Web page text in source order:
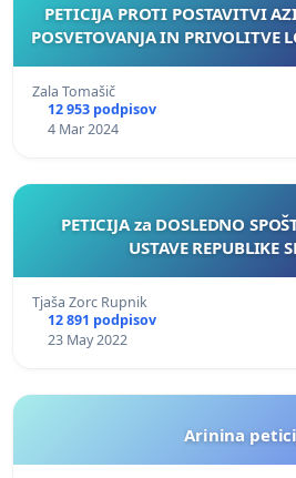
PETICIJA PROTI POSTAVITVI
POSVETOVANJA IN PRIVOLITVE
Zala Tomašič
12 953 podpisov
4 Mar 2024
PETICIJA za DOSLEDNO SPOŠTOVANJE 7. ČLENA
USTAVE REPUBLIKE
Tjaša Zorc Rupnik
12 891 podpisov
23 May 2022
Arinina